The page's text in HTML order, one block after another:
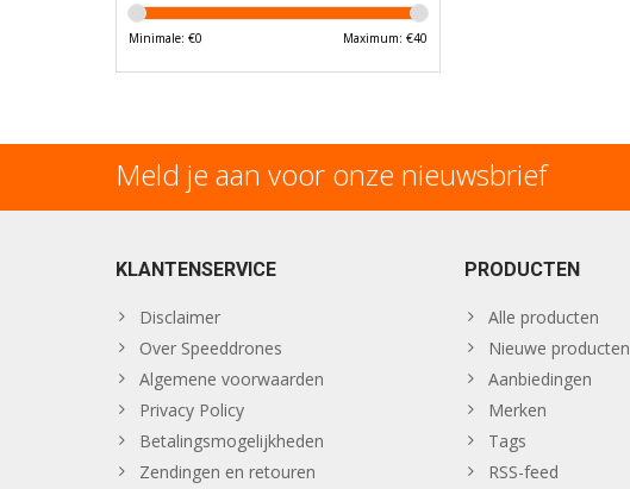
Minimale: €0 Maximum: €40
Meld je aan voor onze nieuwsbrief
KLANTENSERVICE
Disclaimer
Over Speeddrones
Algemene voorwaarden
Privacy Policy
Betalingsmogelijkheden
Zendingen en retouren
PRODUCTEN
Alle producten
Nieuwe producten
Aanbiedingen
Merken
Tags
RSS-feed